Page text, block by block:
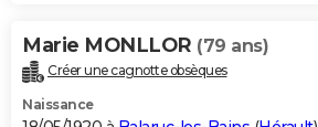
Marie MONLLOR (79 ans)
Créer une cagnotte obsèques
Naissance